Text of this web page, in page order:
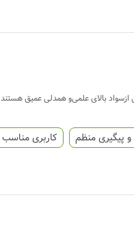
بالای علمی‌و همدلی عمیق
پیگیری منظم کاربری